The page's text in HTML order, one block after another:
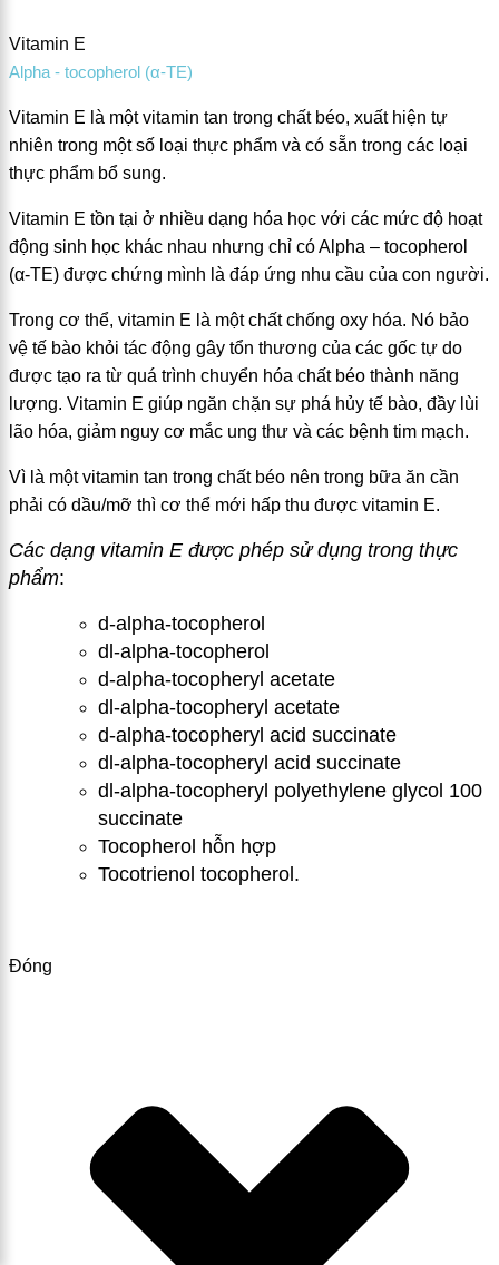
Vitamin E
Alpha - tocopherol (α-TE)
Vitamin E là một vitamin tan trong chất béo, xuất hiện tự
nhiên trong một số loại thực phẩm và có sẵn trong các loại
thực phẩm bổ sung.
Vitamin E tồn tại ở nhiều dạng hóa học với các mức độ hoạt
động sinh học khác nhau nhưng chỉ có Alpha – tocopherol
(α-TE) được chứng mình là đáp ứng nhu cầu của con người.
Trong cơ thể, vitamin E là một chất chống oxy hóa. Nó bảo
vệ tế bào khỏi tác động gây tổn thương của các gốc tự do
được tạo ra từ quá trình chuyển hóa chất béo thành năng
lượng. Vitamin E giúp ngăn chặn sự phá hủy tế bào, đầy lùi
lão hóa, giảm nguy cơ mắc ung thư và các bệnh tim mạch.
Vì là một vitamin tan trong chất béo nên trong bữa ăn cần
phải có dầu/mỡ thì cơ thể mới hấp thu được vitamin E.
Các dạng vitamin E được phép sử dụng trong thực
phẩm:
d-alpha-tocopherol
dl-alpha-tocopherol
d-alpha-tocopheryl acetate
dl-alpha-tocopheryl acetate
d-alpha-tocopheryl acid succinate
dl-alpha-tocopheryl acid succinate
dl-alpha-tocopheryl polyethylene glycol 100
succinate
Tocopherol hỗn hợp
Tocotrienol tocopherol.
Đóng